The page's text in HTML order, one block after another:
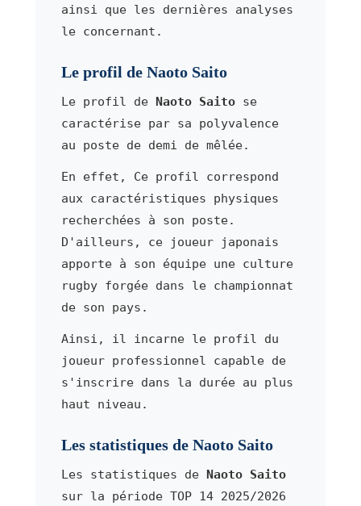
ainsi que les dernières analyses
le concernant.
Le profil de Naoto Saito
Le profil de Naoto Saitose
caractérise par sa polyvalence
au poste de demi de mêlée.
En effet, Ce profil correspond
aux caractéristiques physiques
recherchées à son poste.
D'ailleurs, ce joueur japonais
apporte à son équipe une culture
rugby forgée dans le championnat
de son pays.
Ainsi, il incarne le profil du
joueur professionnel capable de
s'inscrire dans la durée au plus
haut niveau.
Les statistiques de Naoto Saito
Les statistiques de Naoto Saito
sur la période TOP 14 2025/2026